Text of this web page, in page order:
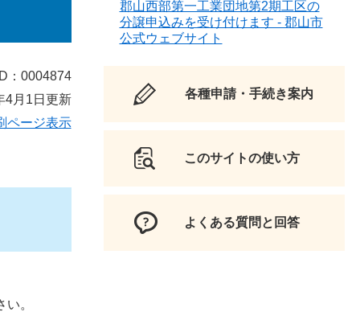
：0004874
4月1日更新
ページ表示
。
郡山西部第一工業団地第2期工区の
分譲申込みを受け付けます - 郡山市
公式ウェブサイト
各種申請・手続き案内
このサイトの使い方
よくある質問と回答